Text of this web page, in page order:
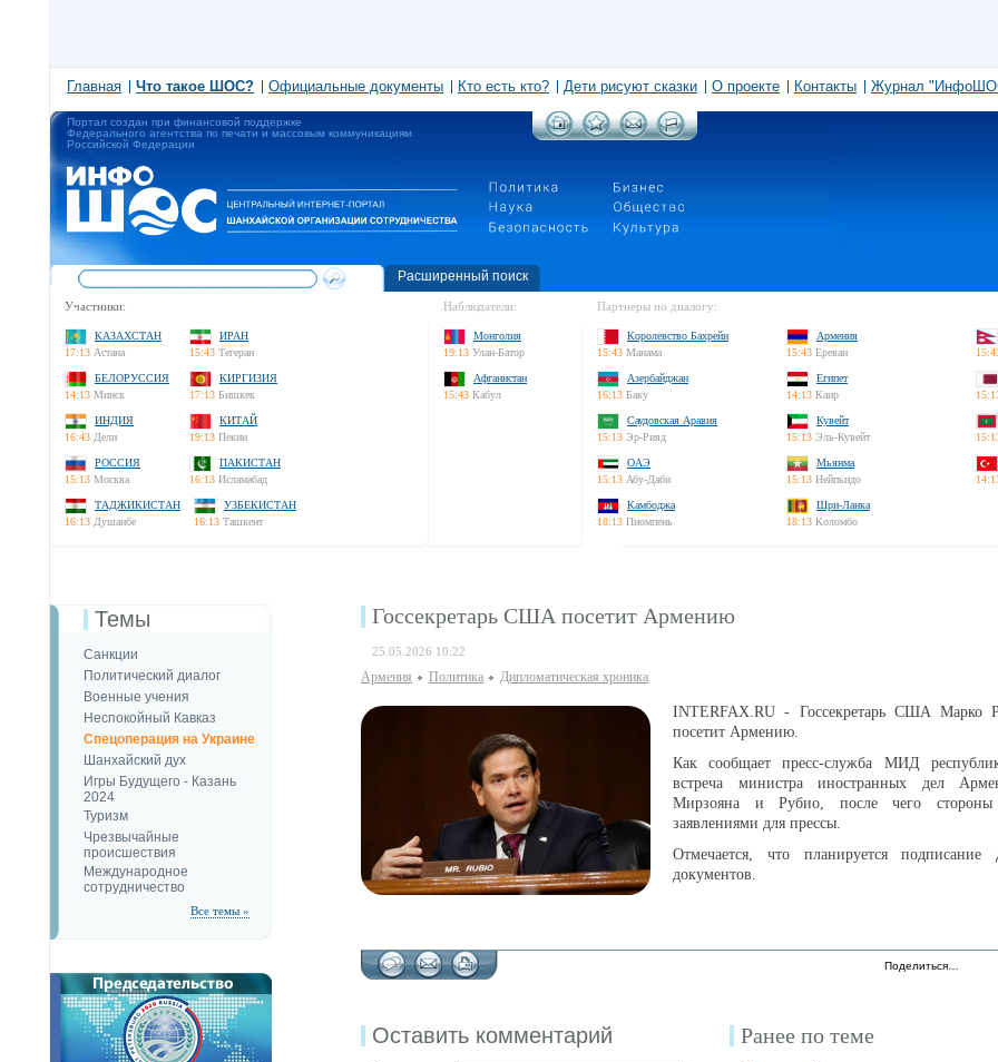
Главная Что такое ШОС? Официальные документы Кто есть кто? Дети рисуют сказки О проекте Контакты Журнал
Портал создан при финансовой поддержке
Федерального агентства по печати и массовым коммуникациям
Российской Федерации
Расширенный поиск
Участники:
КАЗАХСТАН
17:13 Астана
ИРАН
15:43 Тегеран
БЕЛОРУССИЯ
14:13 Минск
КИРГИЗИЯ
17:13 Бишкек
ИНДИЯ
16:43 Дели
КИТАЙ
19:13 Пекин
РОССИЯ
15:13 Москва
ПАКИСТАН
16:13 Исламабад
ТАДЖИКИСТАН
16:13 Душанбе
УЗБЕКИСТАН
16:13 Ташкент
Наблюдатели:
Монголия
19:13 Улан-Батор
Афганистан
15:43 Кабул
Партнеры по диалогу:
Королевство Бахрейн
15:43 Манама
Армения
15:43 Ереван
Азербайджан
16:13 Баку
Египет
14:13 Каир
Саудовская Аравия
15:13 Эр-Рияд
Кувейт
15:13 Эль-Кувейт
ОАЭ
15:13 Абу-Даби
Мьянма
15:13 Нейпьидо
Камбоджа
18:13 Пномпень
Шри-Ланка
18:13 Коломбо
Темы
Санкции
Политический диалог
Военные учения
Неспокойный Кавказ
Спецоперация на Украине
Шанхайский дух
Игры Будущего - Казань
2024
Туризм
Чрезвычайные
происшествия
Международное
сотрудничество
Все темы »
Госсекретарь США посетит Армению
25.05.2026 10:22
Армения Политика Дипломатическая хроника
INTERFAX.RU - Госсекретарь США Марко
посетит Армению.
Как сообщает пресс-служба МИД
встреча министра иностранных дел
Мирзояна и Рубио, после чего стороны
заявлениями для прессы.
Отмечается, что планируется подписание
документов.
Поделиться…
Оставить комментарий Ранее по теме